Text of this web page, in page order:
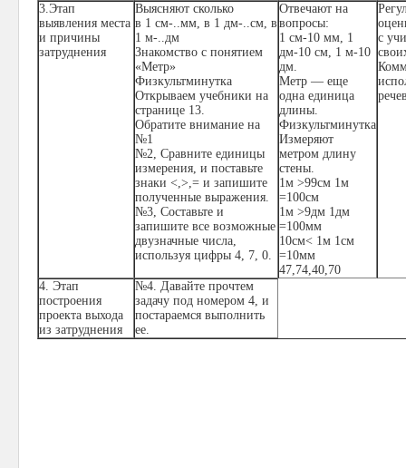
3.Этап
выявления места
и причины
затруднения
Выясняют сколько
в 1 см-..мм, в 1 дм-..см, в
1 м-..дм
Знакомство с понятием
«Метр»
Физкультминутка
Открываем учебники на
странице 13.
Обратите внимание на
№1
№2, Сравните единицы
измерения, и поставьте
знаки <,>,= и запишите
полученные выражения.
№3, Составьте и
запишите все возможные
двузначные числа,
используя цифры 4, 7, 0.
Отвечают на
вопросы:
1 см-10 мм, 1
дм-10 см, 1 м-10
дм.
Метр — еще
одна единица
длины.
Физкультминутка
Измеряют
метром длину
стены.
1м >99см 1м
=100см
1м >9дм 1дм
=100мм
10см< 1м 1см
=10мм
47,74,40,70
с
4. Этап
построения
проекта выхода
из затруднения
№4. Давайте прочтем
задачу под номером 4, и
постараемся выполнить
ее.